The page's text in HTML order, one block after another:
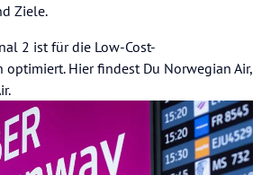
Ziele.
2 ist für die Low-Cost-
Hier findest Du Norwegian Air,